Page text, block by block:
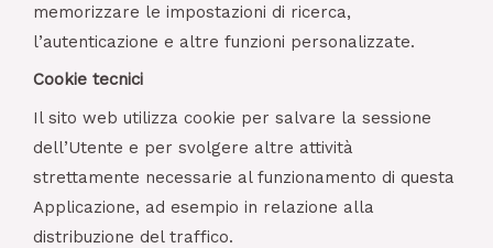
memorizzare le impostazioni di ricerca,
l’autenticazione e altre funzioni personalizzate.
Cookie tecnici
Il sito web utilizza cookie per salvare la sessione
dell’Utente e per svolgere altre attività
strettamente necessarie al funzionamento di questa
Applicazione, ad esempio in relazione alla
distribuzione del traffico.